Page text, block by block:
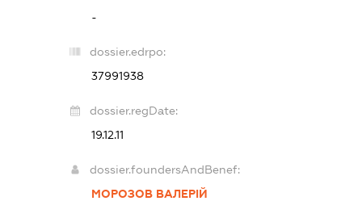
-
dossier.edrpo:
37991938
dossier.regDate:
19.12.11
dossier.foundersAndBenef:
МОРОЗОВ ВАЛЕРІЙ